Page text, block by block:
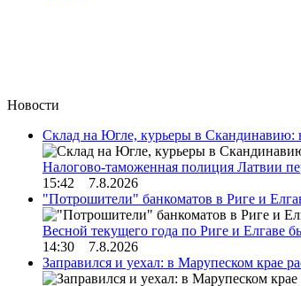
Новости
Склад на Югле, курьеры в Скандинавию:
Налогово-таможенная полиция Латвии
15:42 7.8.2026
"Потрошители" банкоматов в Риге и
Весной текущего года по Риге и Елгаве
14:30 7.8.2026
Заправился и уехал: в Марупеском крае